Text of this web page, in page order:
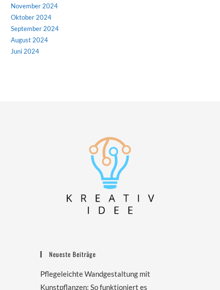
November 2024
Oktober 2024
September 2024
August 2024
Juni 2024
Neueste Beiträge
Pflegeleichte Wandgestaltung mit
Kunstpflanzen: So funktioniert es